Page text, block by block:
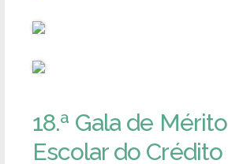
18.ª Gala de Mérito
Escolar do Crédito